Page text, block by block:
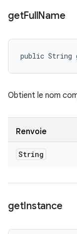
getFullName
public String
Obtient le nom
Renvoie
String
getInstance